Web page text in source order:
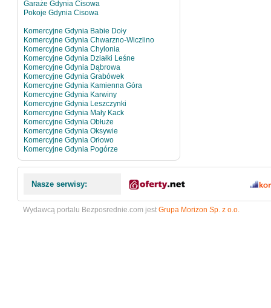
Garaże Gdynia Cisowa
Pokoje Gdynia Cisowa
Komercyjne Gdynia Babie Doły
Komercyjne Gdynia Chwarzno-Wiczlino
Komercyjne Gdynia Chylonia
Komercyjne Gdynia Działki Leśne
Komercyjne Gdynia Dąbrowa
Komercyjne Gdynia Grabówek
Komercyjne Gdynia Kamienna Góra
Komercyjne Gdynia Karwiny
Komercyjne Gdynia Leszczynki
Komercyjne Gdynia Mały Kack
Komercyjne Gdynia Obłuże
Komercyjne Gdynia Oksywie
Komercyjne Gdynia Orłowo
Komercyjne Gdynia Pogórze
Nasze serwisy:
Wydawcą portalu Bezposrednie.com jest Grupa Morizon Sp. z o.o.